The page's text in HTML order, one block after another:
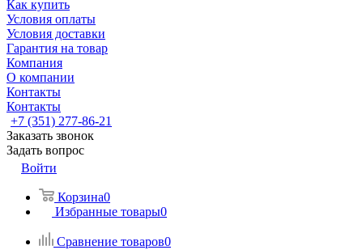
Как купить
Условия оплаты
Условия доставки
Гарантия на товар
Компания
О компании
Контакты
Контакты
+7 (351) 277-86-21
Заказать звонок
Задать вопрос
Войти
Корзина0
Избранные товары0
Сравнение товаров0